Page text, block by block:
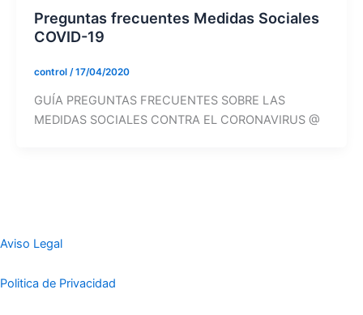
Preguntas frecuentes Medidas Sociales
COVID-19
control /17/04/2020
GUÍA PREGUNTAS FRECUENTES SOBRE LAS
MEDIDAS SOCIALES CONTRA EL CORONAVIRUS @
Aviso Legal
Politica de Privacidad